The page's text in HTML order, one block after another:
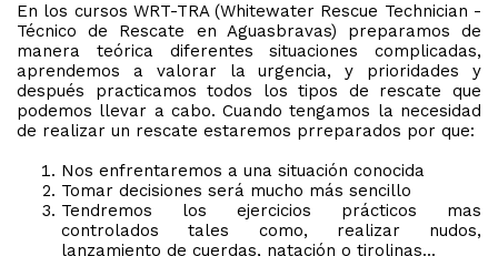
En los cursos WRT-TRA (Whitewater Rescue Technician -
Técnico de Rescate en Aguasbravas) preparamos de
manera teórica diferentes situaciones complicadas,
aprendemos a valorar la urgencia, y prioridades y
después practicamos todos los tipos de rescate que
podemos llevar a cabo. Cuando tengamos la necesidad
de realizar un rescate estaremos prreparados por que:
Nos enfrentaremos a una situación conocida
Tomar decisiones será mucho más sencillo
Tendremos los ejercicios prácticos mas
controlados tales como, realizar nudos,
lanzamiento de cuerdas, natación o tirolinas...